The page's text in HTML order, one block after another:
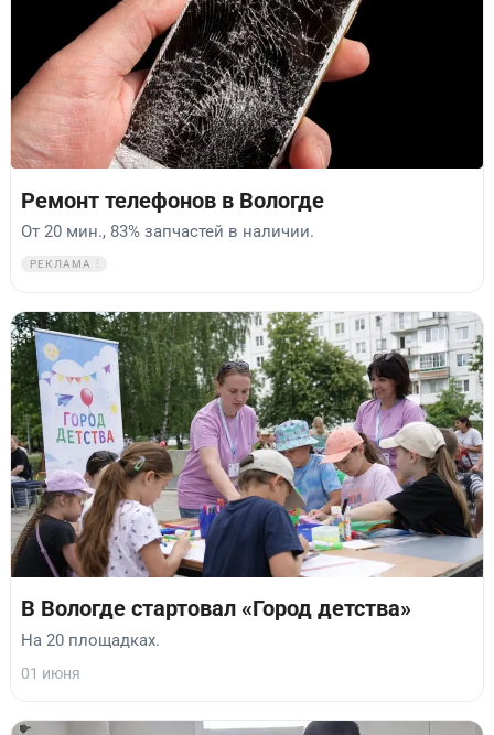
Ремонт телефонов в Вологде
От 20 мин., 83% запчастей в наличии.
РЕКЛАМА
В Вологде стартовал «Город детства»
На 20 площадках.
01 июня